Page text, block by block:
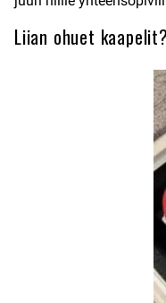
Liian ohuet kaapelit?